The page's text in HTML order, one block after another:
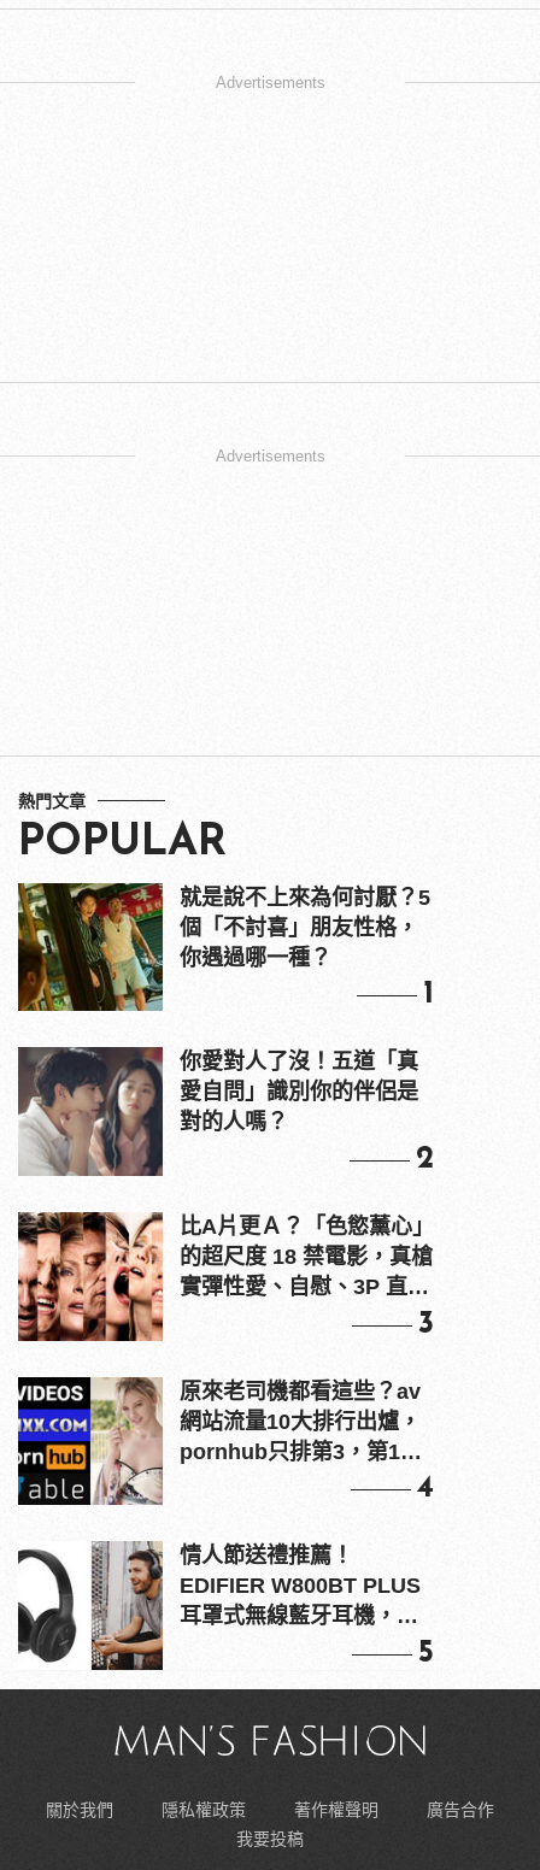
Advertisements
Advertisements
熱門文章
POPULAR
就是說不上來為何討厭？5
個「不討喜」朋友性格，
你遇過哪一種？
1
你愛對人了沒！五道「真
愛自問」識別你的伴侶是
對的人嗎？
2
比A片更Ａ？「色慾薰心」
的超尺度 18 禁電影，真槍
實彈性愛、自慰、3P 直接
3
原來老司機都看這些？av
網站流量10大排行出爐，
pornhub只排第3，第1名
4
情人節送禮推薦！
EDIFIER W800BT PLUS
耳罩式無線藍牙耳機，在
5
關於我們 隱私權政策 著作權聲明
廣告合作
我要投稿